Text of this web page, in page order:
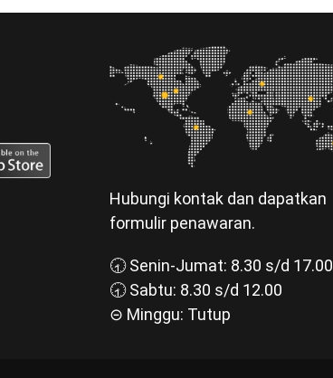
Hubungi kontak dan dapatkan
formulir penawaran.
🕣 Senin-Jumat: 8.30 s/d 17.00
🕣 Sabtu: 8.30 s/d 12.00
⊝ Minggu: Tutup